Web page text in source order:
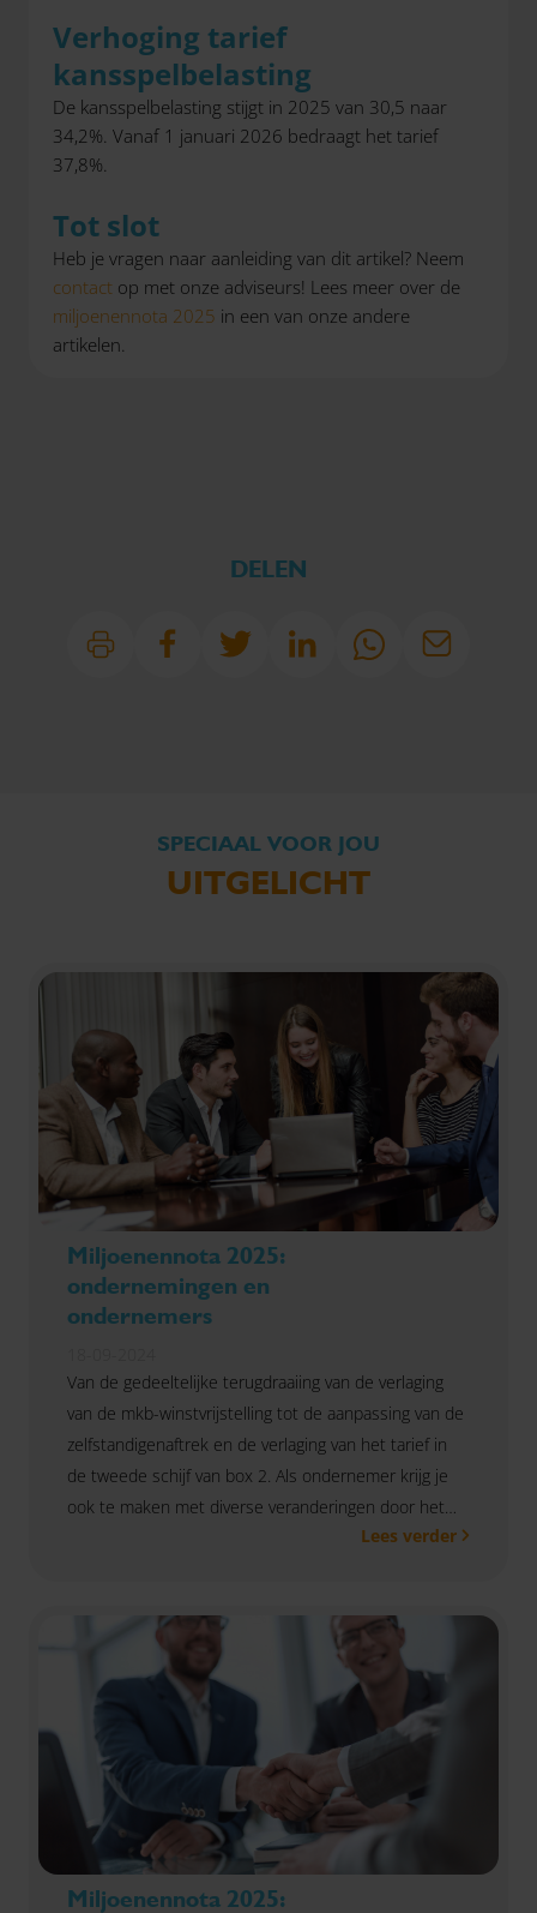
Verhoging tarief
kansspelbelasting
De kansspelbelasting stijgt in 2025 van 30,5 naar
34,2%. Vanaf 1 januari 2026 bedraagt het tarief
37,8%.
Tot slot
Heb je vragen naar aanleiding van dit artikel? Neem
contact op met onze adviseurs! Lees meer over de
miljoenennota 2025 in een van onze andere
artikelen.
DELEN
SPECIAAL VOOR JOU
UITGELICHT
Miljoenennota 2025:
ondernemingen en
ondernemers
Van de gedeeltelijke terugdraaiing van de verlaging
van de mkb-winstvrijstelling tot de aanpassing van de
zelfstandigenaftrek en de verlaging van het tarief in
de tweede schijf van box 2. Als ondernemer krijg je
ook te maken met diverse veranderingen door het
Belastingplan 2025. Hieronder vind je een overzicht
Lees verder
Miljoenennota 2025: